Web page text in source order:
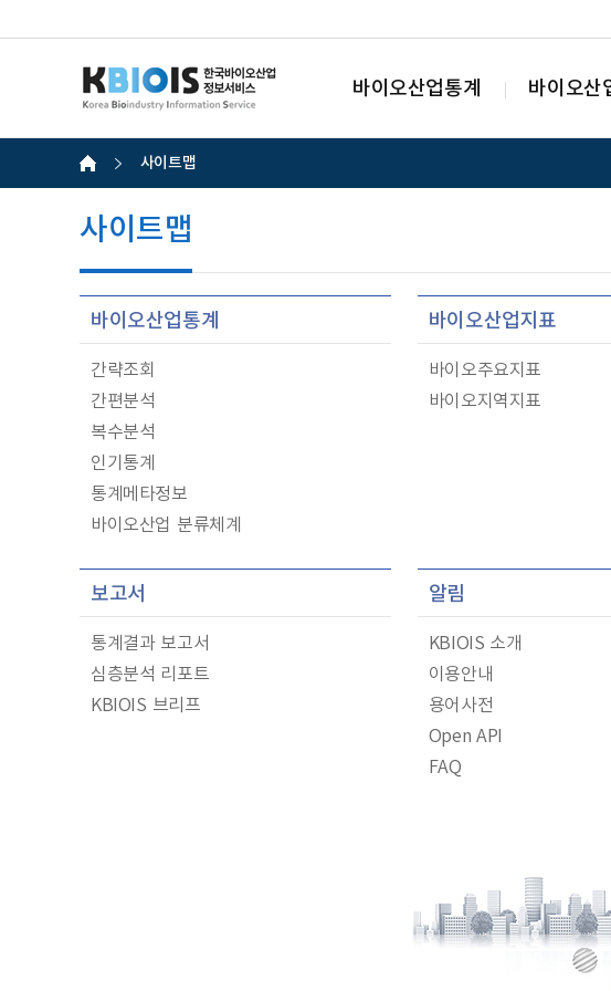
바이오산업통계 바이오산
사이트맵
사이트맵
바이오산업통계
간략조회
간편분석
복수분석
인기통계
통계메타정보
바이오산업 분류체계
바이오산업지표
바이오주요지표
바이오지역지표
보고서
통계결과 보고서
심층분석 리포트
KBIOIS 브리프
알림
KBIOIS 소개
이용안내
용어사전
Open API
FAQ